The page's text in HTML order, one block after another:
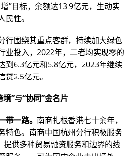
”目标，余额达13.9亿元，生动实
民性。
行围绕其重点客群，持续加大绿色
业投入，2022年，二者均实现零的
到6.3亿元和5.8亿元，2023年继续
2.5亿元。
”与“协同”金名片
带一路。 南商扎根香港七十余年，
特色。南商中国杭州分行积极服务
提供多种贸易融资服务和边界的线